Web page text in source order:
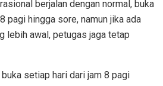
berjalan dengan normal, buka
pagi hingga sore, namun jika ada
lebih awal, petugas jaga tetap
setiap hari dari jam 8 pagi